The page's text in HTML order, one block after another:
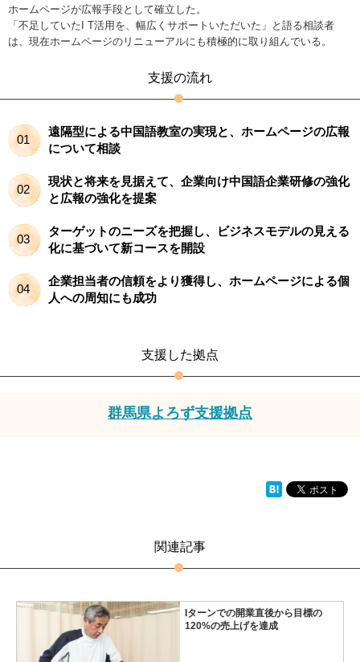
ホームページが広報手段として確立した。
「不足していたI T活用を、幅広くサポートいただいた」と語る相談者
は、現在ホームページのリニューアルにも積極的に取り組んでいる。
支援の流れ
01
遠隔型による中国語教室の実現と、ホームページの広報
について相談
02
現状と将来を見据えて、企業向け中国語企業研修の強化
と広報の強化を提案
03
ターゲットのニーズを把握し、ビジネスモデルの見える
化に基づいて新コースを開設
04
企業担当者の信頼をより獲得し、ホームページによる個
人への周知にも成功
支援した拠点
群馬県よろず支援拠点
関連記事
Iターンでの開業直後から目標の
120%の売上げを達成